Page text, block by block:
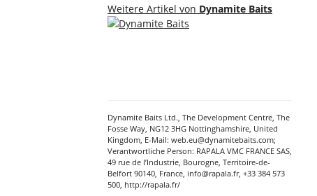
Weitere Artikel von Dynamite Baits
Dynamite Baits Ltd., The Development Centre, The
Fosse Way, NG12 3HG Nottinghamshire, United
Kingdom, E-Mail: web.eu@dynamitebaits.com;
Verantwortliche Person: RAPALA VMC FRANCE SAS,
49 rue de l’Industrie, Bourogne, Territoire-de-
Belfort 90140, France, info@rapala.fr, +33 384 573
500, http://rapala.fr/